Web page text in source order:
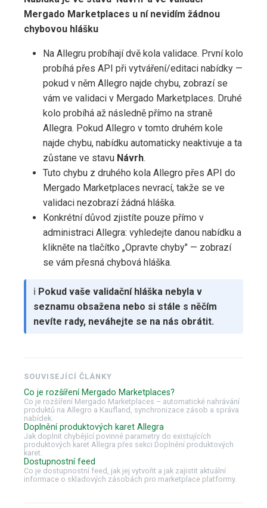
Mergado Marketplaces u ní nevidím žádnou
chybovou hlášku
Na Allegru probíhají dvě kola validace. První kolo
probíhá přes API při vytváření/editaci nabídky —
pokud v něm Allegro najde chybu, zobrazí se
vám ve validaci v Mergado Marketplaces. Druhé
kolo probíhá až následně přímo na straně
Allegra. Pokud Allegro v tomto druhém kole
najde chybu, nabídku automaticky neaktivuje a ta
zůstane ve stavu Návrh.
Tuto chybu z druhého kola Allegro přes API do
Mergado Marketplaces nevrací, takže se ve
validaci nezobrazí žádná hláška.
Konkrétní důvod zjistíte pouze přímo v
administraci Allegra: vyhledejte danou nabídku a
klikněte na tlačítko „Opravte chyby" — zobrazí
se vám přesná chybová hláška.
ℹ️ Pokud vaše validační hláška nebyla v
seznamu obsažena nebo si stále s něčím
nevíte rady, neváhejte se na nás obrátit.
SOUVISEJÍCÍ ČLÁNKY
Co je rozšíření Mergado Marketplaces?
Co je rozšíření Mergado Marketplaces – automatické nahrávání
produktů na Allegro a Kaufland, synchronizace zásob a správa
nabídek.
Doplnění produktových karet Allegra
Jak doplnit chybějící povinné parametry do existujících
produktových karet Allegra přes sekci Doplnění produktových
karet.
Dostupnostní feed
Co je dostupnostní feed, jak jej vytvořit a jak zajistit aktuální
informace o skladových zásobách pro marketplace platformy.